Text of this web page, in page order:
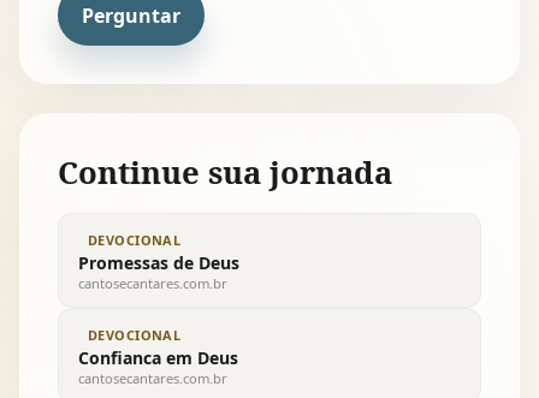
Perguntar
Continue sua jornada
DEVOCIONAL
Promessas de Deus
cantosecantares.com.br
DEVOCIONAL
Confianca em Deus
cantosecantares.com.br